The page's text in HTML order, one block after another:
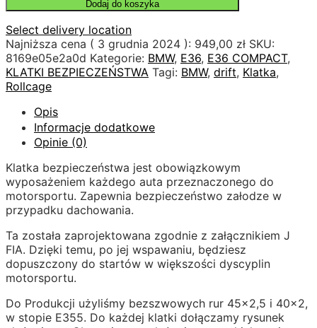
Dodaj do koszyka
Select delivery location
Najniższa cena ( 3 grudnia 2024 ): 949,00 zł SKU:
8169e05e2a0d Kategorie: BMW, E36, E36 COMPACT,
KLATKI BEZPIECZEŃSTWA Tagi: BMW, drift, Klatka,
Rollcage
Opis
Informacje dodatkowe
Opinie (0)
Klatka bezpieczeństwa jest obowiązkowym
wyposażeniem każdego auta przeznaczonego do
motorsportu. Zapewnia bezpieczeństwo załodze w
przypadku dachowania.
Ta została zaprojektowana zgodnie z załącznikiem J
FIA. Dzięki temu, po jej wspawaniu, będziesz
dopuszczony do startów w większości dyscyplin
motorsportu.
Do Produkcji użyliśmy bezszwowych rur 45×2,5 i 40×2,
w stopie E355. Do każdej klatki dołączamy rysunek